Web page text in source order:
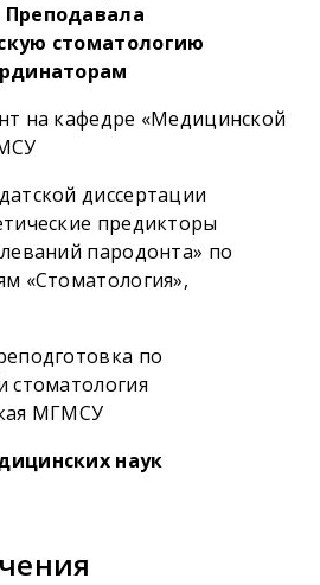
Преподавала
стоматологию
на кафедре «Медицинской
диссертации
предикторы
пародонта» по
«Стоматология»,
по
стоматология
МГМСУ
наук